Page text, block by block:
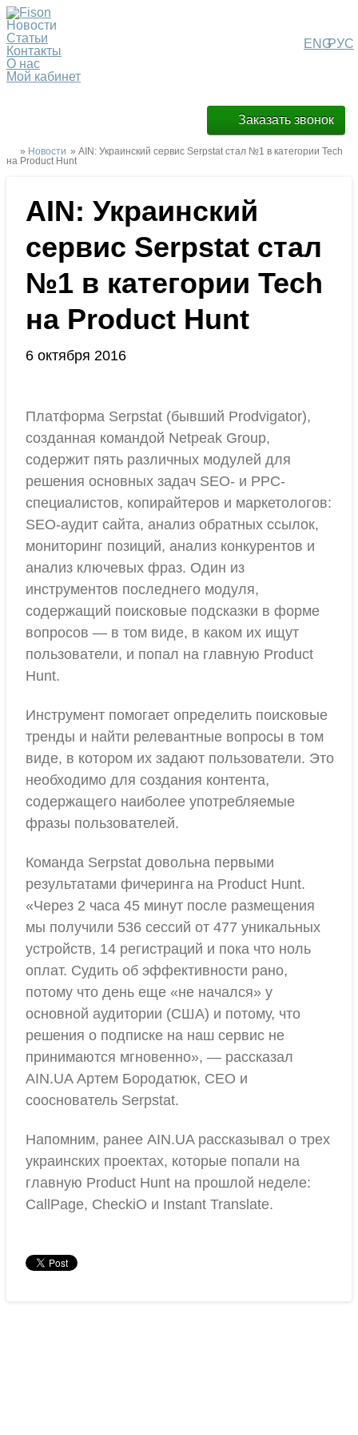
РУС
ENG
Новости
Статьи
Контакты
О нас
Мой кабинет
Заказать звонок
» Новости » AIN: Украинский сервис Serpstat стал №1 в категории Tech
на Product Hunt
AIN: Украинский
сервис Serpstat стал
№1 в категории Tech
на Product Hunt
6 октября 2016
Платформа Serpstat (бывший Prodvigator),
созданная командой Netpeak Group,
содержит пять различных модулей для
решения основных задач SEO- и PPC-
специалистов, копирайтеров и маркетологов:
SEO-аудит сайта, анализ обратных ссылок,
мониторинг позиций, анализ конкурентов и
анализ ключевых фраз. Один из
инструментов последнего модуля,
содержащий поисковые подсказки в форме
вопросов — в том виде, в каком их ищут
пользователи, и попал на главную Product
Hunt.
Инструмент помогает определить поисковые
тренды и найти релевантные вопросы в том
виде, в котором их задают пользователи. Это
необходимо для создания контента,
содержащего наиболее употребляемые
фразы пользователей.
Команда Serpstat довольна первыми
результатами фичеринга на Product Hunt.
«Через 2 часа 45 минут после размещения
мы получили 536 сессий от 477 уникальных
устройств, 14 регистраций и пока что ноль
оплат. Судить об эффективности рано,
потому что день еще «не начался» у
основной аудитории (США) и потому, что
решения о подписке на наш сервис не
принимаются мгновенно», — рассказал
AIN.UA Артем Бородатюк, CEO и
сооснователь Serpstat.
Напомним, ранее AIN.UA рассказывал о трех
украинских проектах, которые попали на
главную Product Hunt на прошлой неделе:
CallPage, CheckiO и Instant Translate.